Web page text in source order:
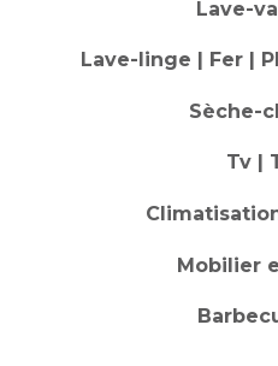
Lave-
Lave-linge | Fer |
Sèche-
Tv |
Mobilier